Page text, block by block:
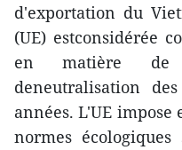
d'exportation du
(UE) estconsidérée
en matière
deneutralisation
années. L'UE
normes